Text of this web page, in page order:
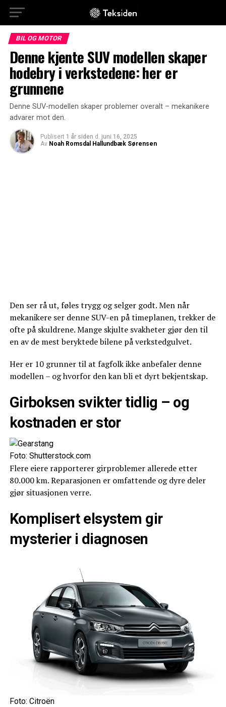
BIL OG MOTOR
Denne kjente SUV modellen skaper
hodebry i verkstedene: her er
grunnene
Denne SUV-modellen skaper problemer overalt – mekanikere
advarer mot den.
Publisert 1 år siden d. juni 16, 2025
Av Noah Romsdal Hallundbæk Sørensen
Den ser rå ut, føles trygg og selger godt. Men når
mekanikere ser denne SUV-en på timeplanen, trekker de
ofte på skuldrene. Mange skjulte svakheter gjør den til
en av de mest beryktede bilene på verkstedgulvet.
Her er 10 grunner til at fagfolk ikke anbefaler denne
modellen – og hvorfor den kan bli et dyrt bekjentskap.
Girboksen svikter tidlig – og
kostnaden er stor
Foto: Shutterstock.com
Flere eiere rapporterer girproblemer allerede etter
80.000 km. Reparasjonen er omfattende og dyre deler
gjør situasjonen verre.
Komplisert elsystem gir
mysterier i diagnosen
Foto: Citroën